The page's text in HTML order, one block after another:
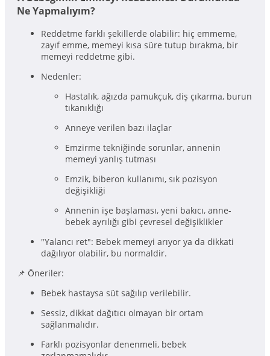
Ne Yapmalıyım?
Reddetme farklı şekillerde olabilir: hiç emmeme,
zayıf emme, memeyi kısa süre tutup bırakma, bir
memeyi reddetme gibi.
Nedenler:
Hastalık, ağızda pamukçuk, diş çıkarma, burun
tıkanıklığı
Anneye verilen bazı ilaçlar
Emzirme tekniğinde sorunlar, annenin
memeyi yanlış tutması
Emzik, biberon kullanımı, sık pozisyon
değişikliği
Annenin işe başlaması, yeni bakıcı, anne-
bebek ayrılığı gibi çevresel değişiklikler
"Yalancı ret": Bebek memeyi arıyor ya da dikkati
dağılıyor olabilir, bu normaldir.
📌 Öneriler:
Bebek hastaysa süt sağılıp verilebilir.
Sessiz, dikkat dağıtıcı olmayan bir ortam
sağlanmalıdır.
Farklı pozisyonlar denenmeli, bebek